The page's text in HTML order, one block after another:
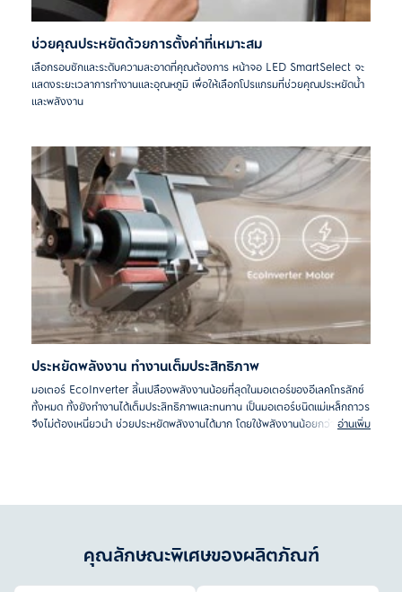
ช่วยคุณประหยัดด้วยการตั้งค่าที่เหมาะสม
เลือกรอบซักและระดับความสะอาดที่คุณต้องการ หน้าจอ LED SmartSelect จะ
แสดงระยะเวลาการทำงานและอุณหภูมิ เพื่อให้เลือกโปรแกรมที่ช่วยคุณประหยัดน้ำ
และพลังงาน
ประหยัดพลังงาน ทำงานเต็มประสิทธิภาพ
มอเตอร์ EcoInverter สิ้นเปลืองพลังงานน้อยที่สุดในมอเตอร์ของอีเลคโทรลักซ์
ทั้งหมด ทั้งยังทำงานได้เต็มประสิทธิภาพและทนทาน เป็นมอเตอร์ชนิดแม่เหล็กถาวร
จึงไม่ต้องเหนี่ยวนำ ช่วยประหยัดพลังงานได้มาก โดยใช้พลังงานน้อยกว่ามอเตอร์
อ่านเพิ่ม
คุณลักษณะพิเศษของผลิตภัณฑ์